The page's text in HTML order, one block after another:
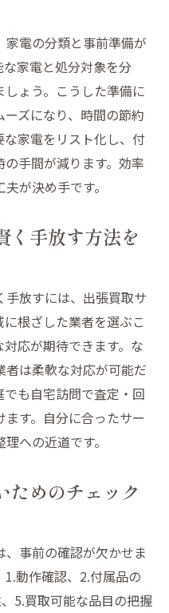
適空間を実現
賢く活用
取か処分どちらが
買取条件を徹底比較
の賢い分別方法紹介
失敗しないコツ
すコツ
効率よく売却する方
放し方で注意したい
ための準備リスト
タイミングと判断基
家電の分類と事前準備が
家電と処分対象を分
ょう。こうした準備に
ズになり、時間の節約
家電をリスト化し、付
手間が減ります。効率
が決め手です。
く手放す方法を
放すには、出張買取サ
根ざした業者を選ぶこ
応が期待できます。な
は柔軟な対応が可能だ
も自宅訪問で査定・回
す。自分に合ったサー
への近道です。
ためのチェック
事前の確認が欠かせま
動作確認、2.付属品の
5.買取可能な品目の把握